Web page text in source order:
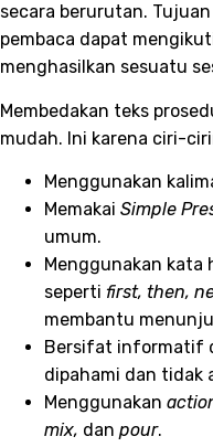
secara berurutan.
pembaca dapat
menghasilkan sesuatu
Membedakan teks
mudah. Ini karena ciri-
Menggunakan
Memakai Simple
umum.
Menggunakan kata
seperti first, then,
membantu
Bersifat informatif
dipahami dan tidak
Menggunakan
mix, dan pour.